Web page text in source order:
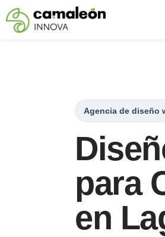
Saltar
Agencia de diseño
para
en